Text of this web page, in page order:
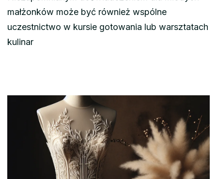
małżonków może być również wspólne
uczestnictwo w kursie gotowania lub warsztatach
kulinar
Nawigacja
wpisu